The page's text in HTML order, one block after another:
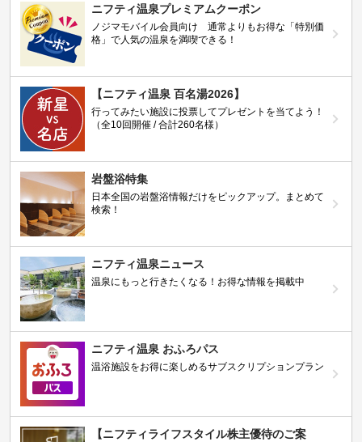
ニフティ温泉プレミアムクーポン
ノジマモバイル会員向け 通常よりもお得な「特別価
格」で人気の温泉を満喫できる！
【ニフティ温泉 百名湯2026】
行ってみたい施設に投票してプレゼントを当てよう！
（全10回開催 / 合計260名様）
岩盤浴特集
日本全国の岩盤浴情報だけをピックアップ。まとめて
検索！
ニフティ温泉ニュース
温泉にもっと行きたくなる！お得な情報を掲載中
ニフティ温泉 おふろパス
温浴施設をお得に楽しめるサブスクリプションプラン
【ニフティライフスタイル株主優待のご案